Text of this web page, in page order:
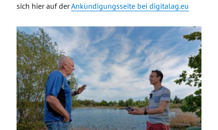
sich hier auf derAnkündigungsseite bei digitalag.eu